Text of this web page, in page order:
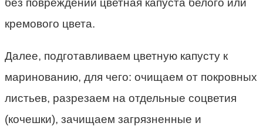
без повреждений цветная капуста белого или
кремового цвета.
Далее, подготавливаем цветную капусту к
маринованию, для чего: очищаем от покровных
листьев, разрезаем на отдельные соцветия
(кочешки), зачищаем загрязненные и